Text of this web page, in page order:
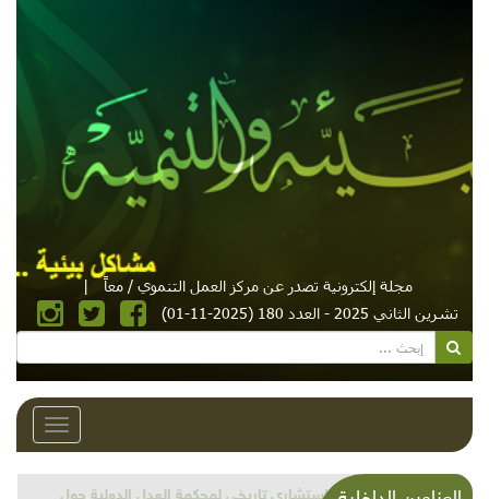
مجلة إلكترونية تصدر عن مركز العمل التنموي / معاً
|
تشرين الثاني 2025 - العدد 180 (2025-11-01)
Toggle